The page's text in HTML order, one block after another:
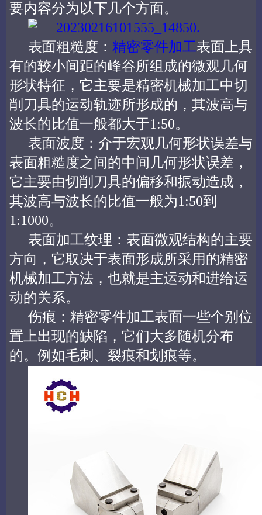
要内容分为以下几个方面。
表面粗糙度： 精密零件加工表面上具
有的较小间距的峰谷所组成的微观几何
形状特征，它主要是精密机械加工中切
削刀具的运动轨迹所形成的，其波高与
波长的比值一般都大于1:50。
表面波度：介于宏观几何形状误差与
表面粗糙度之间的中间几何形状误差，
它主要由切削刀具的偏移和振动造成，
其波高与波长的比值一般为1:50到
1:1000。
表面加工纹理：表面微观结构的主要
方向，它取决于表面形成所采用的精密
机械加工方法，也就是主运动和进给运
动的关系。
伤痕：精密零件加工表面一些个别位
置上出现的缺陷，它们大多随机分布
的。例如毛刺、裂痕和划痕等。